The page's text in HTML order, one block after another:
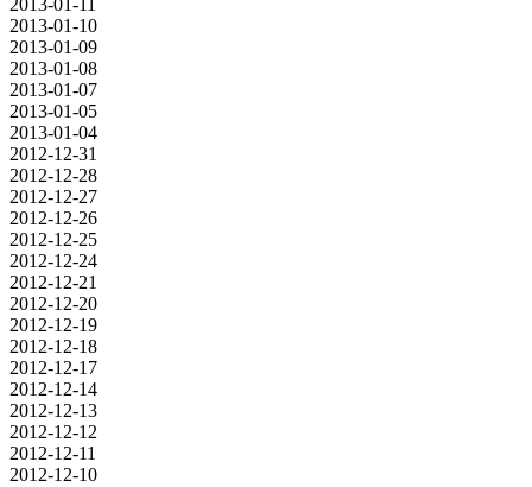
2013-01-10
2013-01-09
2013-01-08
2013-01-07
2013-01-05
2013-01-04
2012-12-31
2012-12-28
2012-12-27
2012-12-26
2012-12-25
2012-12-24
2012-12-21
2012-12-20
2012-12-19
2012-12-18
2012-12-17
2012-12-14
2012-12-13
2012-12-12
2012-12-11
2012-12-10